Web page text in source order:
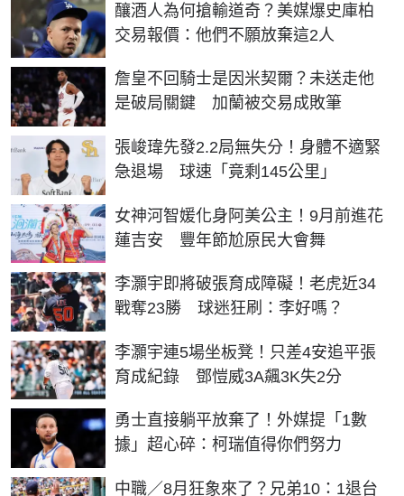
釀酒人為何搶輸道奇？美媒爆史庫柏
交易報價：他們不願放棄這2人
詹皇不回騎士是因米契爾？未送走他
是破局關鍵 加蘭被交易成敗筆
張峻瑋先發2.2局無失分！身體不適緊
急退場 球速「竟剩145公里」
女神河智媛化身阿美公主！9月前進花
蓮吉安 豐年節尬原民大會舞
李灝宇即將破張育成障礙！老虎近34
戰奪23勝 球迷狂刷：李好嗎？
李灝宇連5場坐板凳！只差4安追平張
育成紀錄 鄧愷威3A飆3K失2分
勇士直接躺平放棄了！外媒提「1數
據」超心碎：柯瑞值得你們努力
中職／8月狂象來了？兄弟10：1退台